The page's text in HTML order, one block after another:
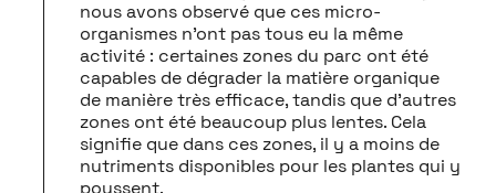
nous avons observé que ces micro-
organismes n’ont pas tous eu la même
activité : certaines zones du parc ont été
capables de dégrader la matière organique
de manière très efficace, tandis que d’autres
zones ont été beaucoup plus lentes. Cela
signifie que dans ces zones, il y a moins de
nutriments disponibles pour les plantes qui y